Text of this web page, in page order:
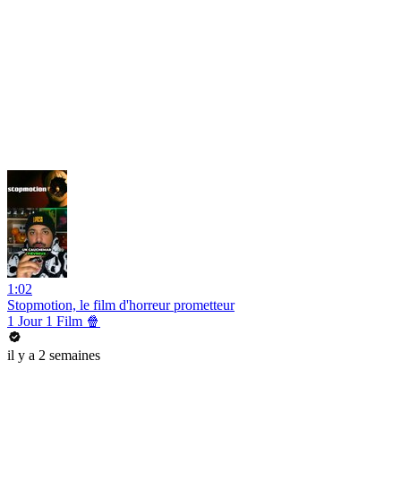
1:02
Stopmotion, le film d'horreur prometteur
1 Jour 1 Film 🍿
il y a 2 semaines